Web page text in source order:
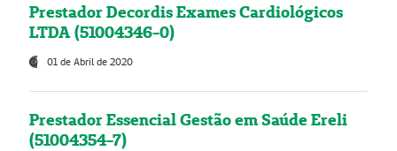
Prestador Decordis Exames Cardiológicos
LTDA (51004346-0)
01 de Abril de 2020
Prestador Essencial Gestão em Saúde Ereli
(51004354-7)